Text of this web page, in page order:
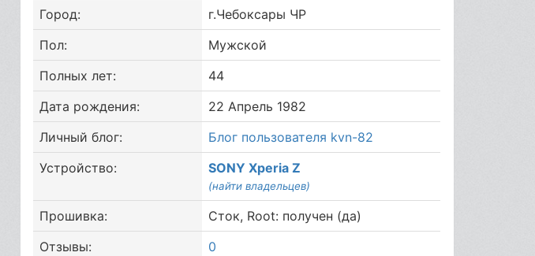
Город:
г.Чебоксары ЧР
Пол:
Мужской
Полных лет:
44
Дата рождения:
22 Апрель 1982
Личный блог:
Блог пользователя kvn-82
Устройство:
SONY Xperia Z
(найти владельцев)
Прошивка:
Сток, Root: получен (да)
Отзывы:
0